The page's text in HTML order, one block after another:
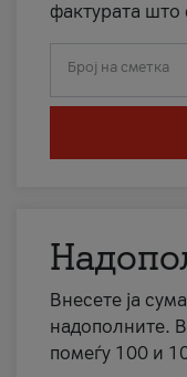
фактурата што
Број на сметка
Внесете ја
надополните.
помеѓу 100 и